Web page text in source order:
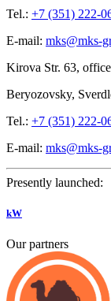
Tel.: +7 (351) 222-
E-mail: mks@mks-
Kirova Str. 63, office
Beryozovsky,
Tel.: +7 (351) 222-
E-mail: mks@mks-
Presently launched:
kW
Our partners